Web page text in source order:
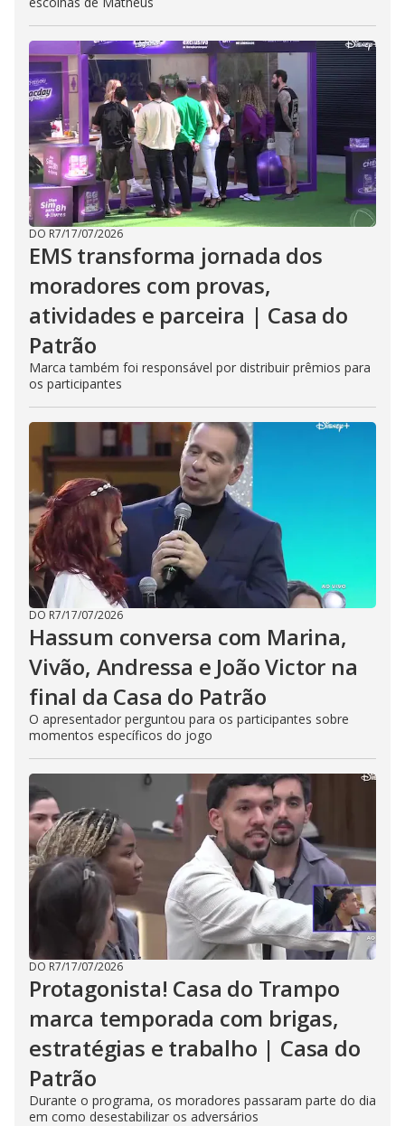
DO R7/17/07/2026
EMS transforma jornada dos
moradores com provas,
atividades e parceira | Casa do
Patrão
Marca também foi responsável por distribuir prêmios para
os participantes
DO R7/17/07/2026
Hassum conversa com Marina,
Vivão, Andressa e João Victor na
final da Casa do Patrão
O apresentador perguntou para os participantes sobre
momentos específicos do jogo
DO R7/17/07/2026
Protagonista! Casa do Trampo
marca temporada com brigas,
estratégias e trabalho | Casa do
Patrão
Durante o programa, os moradores passaram parte do dia
em como desestabilizar os adversários